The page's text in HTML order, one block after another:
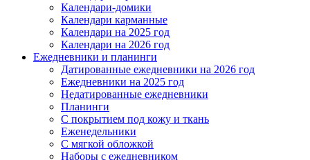
Календари-домики
Календари карманные
Календари на 2025 год
Календари на 2026 год
Ежедневники и планинги
Датированные ежедневники на 2026 год
Ежедневники на 2025 год
Недатированные ежедневники
Планинги
С покрытием под кожу и ткань
Еженедельники
С мягкой обложкой
Наборы с ежедневником